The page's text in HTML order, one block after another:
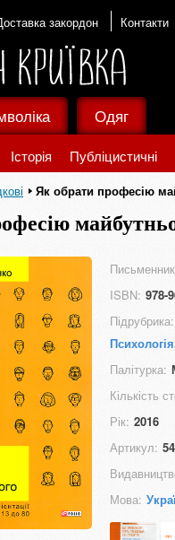
закордон Контакти
Історія Публіцистичні
Одяг
Як обрати професію
ISBN: 978-
Підрубрика:
Психологія
Палітурка:
Кількість
Рік: 2016
Артикул:
Мова: